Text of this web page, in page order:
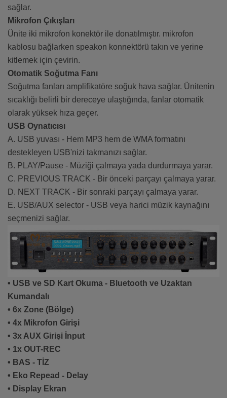
sağlar.
Mikrofon Çıkışları
Ünite iki mikrofon konektör ile donatılmıştır. mikrofon
kablosu bağlarken speakon konnektörü takın ve yerine
kitlemek için çevirin.
Otomatik Soğutma Fanı
Soğutma fanları amplifikatöre soğuk hava sağlar. Ünitenin
sıcaklığı belirli bir dereceye ulaştığında, fanlar otomatik
olarak yüksek hıza geçer.
USB Oynatıcısı
A. USB yuvası - Hem MP3 hem de WMA formatını
destekleyen USB'nizi takmanızı sağlar.
B. PLAY/Pause - Müziği çalmaya yada durdurmaya yarar.
C. PREVIOUS TRACK - Bir önceki parçayı çalmaya yarar.
D. NEXT TRACK - Bir sonraki parçayı çalmaya yarar.
E. USB/AUX selector - USB veya harici müzik kaynağını
seçmenizi sağlar.
• USB ve SD Kart Okuma - Bluetooth ve Uzaktan
Kumandalı
• 6x Zone (Bölge)
• 4x Mikrofon Girişi
• 3x AUX Girişi İnput
• 1x OUT-REC
• BAS - TİZ
• Eko Repead - Delay
• Display Ekran